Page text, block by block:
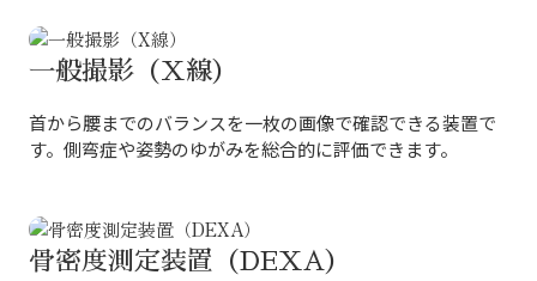
一般撮影（X線）
首から腰までのバランスを一枚の画像で確認できる装置で
す。側弯症や姿勢のゆがみを総合的に評価できます。
骨密度測定装置（DEXA）